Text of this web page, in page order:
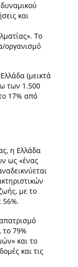
και
Το
οργανισμό
(μεικτά
των 1.500
17% από
η Ελλάδα
ως «ένας
με το
56%.
το 79%
και το
και τις